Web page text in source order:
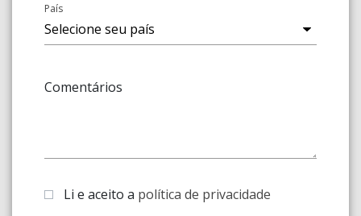
País
Comentários
Li e aceito a política de privacidade